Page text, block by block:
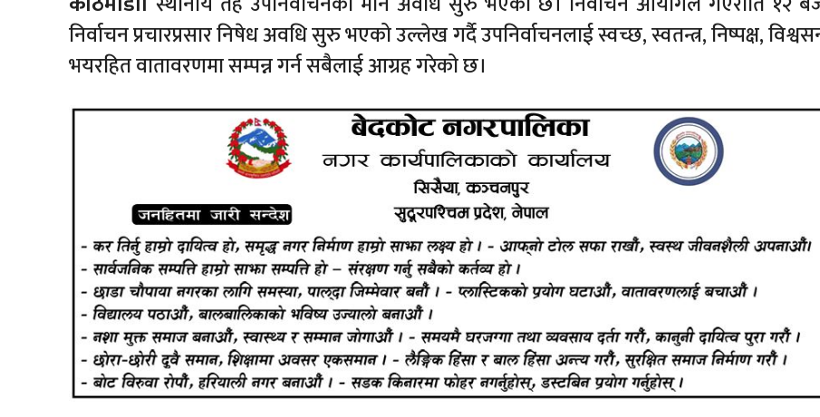
निर्वाचन प्रचारप्रसार निषेध अवधि सुरु भएको उल्लेख गर्दै उपनिर्वाचनलाई स्वच्छ, स्वतन्त्र, निष्पक्ष,
भयरहित वातावरणमा सम्पन्न गर्न सबैलाई आग्रह गरेको छ।